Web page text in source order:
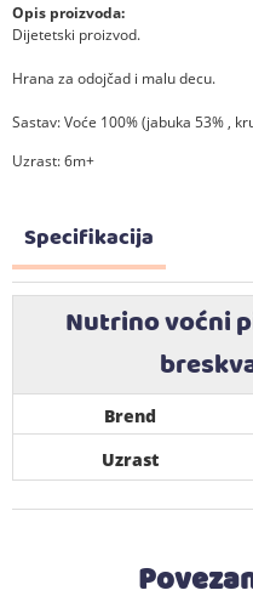
Opis proizvoda:
Dijetetski proizvod.
Hrana za odojčad i malu decu.
Sastav: Voće 100% (jabuka 53% ,
Uzrast: 6m+
Specifikacija
Nutrino voćni
Brend
Uzrast